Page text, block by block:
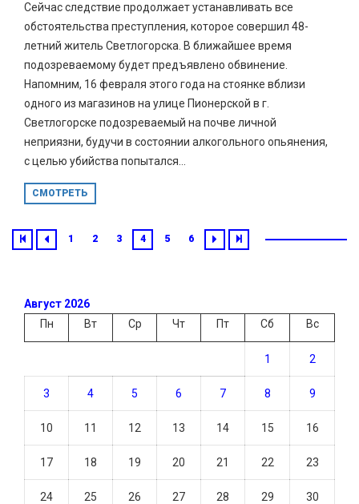
Сейчас следствие продолжает устанавливать все
обстоятельства преступления, которое совершил 48-
летний житель Светлогорска. В ближайшее время
подозреваемому будет предъявлено обвинение.
Напомним, 16 февраля этого года на стоянке вблизи
одного из магазинов на улице Пионерской в г.
Светлогорске подозреваемый на почве личной
неприязни, будучи в состоянии алкогольного опьянения,
с целью убийства попытался...
СМОТРЕТЬ
1 2 3 4 5 6
Август 2026
Пн
Вт Ср Чт Пт Сб Вс
1 2
3 4 5 6 7 8 9
10 11 12 13 14 15 16
17 18 19 20 21 22 23
24 25 26 27 28 29 30